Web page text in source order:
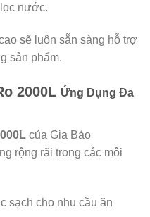
nước.
sẽ luôn sẵn sàng hỗ trợ
sản phẩm.
2000L Ứng Dụng Đa
của Gia Bảo
rộng rãi trong các môi
sạch cho nhu cầu ăn